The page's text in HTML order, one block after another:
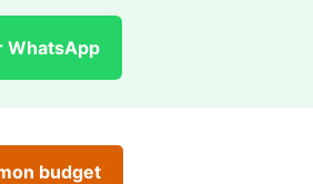
WhatsApp
budget